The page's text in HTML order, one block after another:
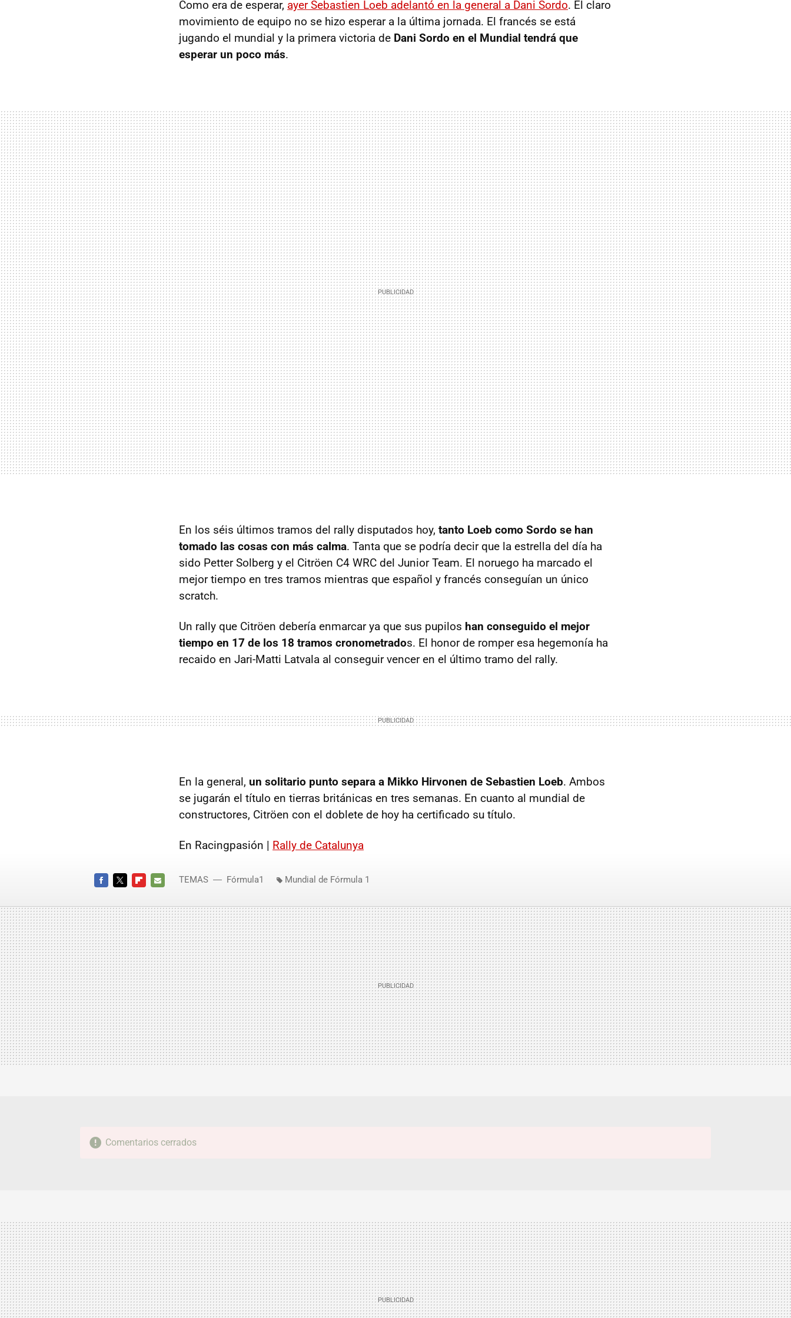
Como era de esperar, ayer Sebastien Loeb adelantó en la general a Dani Sordo. El claro
movimiento de equipo no se hizo esperar a la última jornada. El francés se está
jugando el mundial y la primera victoria de Dani Sordo en el Mundial tendrá que
esperar un poco más.
En los séis últimos tramos del rally disputados hoy, tanto Loeb como Sordo se han
tomado las cosas con más calma. Tanta que se podría decir que la estrella del día ha
sido Petter Solberg y el Citröen C4 WRC del Junior Team. El noruego ha marcado el
mejor tiempo en tres tramos mientras que español y francés conseguían un único
scratch.
Un rally que Citröen debería enmarcar ya que sus pupilos han conseguido el mejor
tiempo en 17 de los 18 tramos cronometrados. El honor de romper esa hegemonía ha
recaido en Jari-Matti Latvala al conseguir vencer en el último tramo del rally.
En la general, un solitario punto separa a Mikko Hirvonen de Sebastien Loeb. Ambos
se jugarán el título en tierras británicas en tres semanas. En cuanto al mundial de
constructores, Citröen con el doblete de hoy ha certificado su título.
En Racingpasión | Rally de Catalunya
MAIL
TEMAS Fórmula1 Mundial de Fórmula 1
Comentarios cerrados